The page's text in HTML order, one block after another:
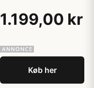
1.199,00 kr
Køb her